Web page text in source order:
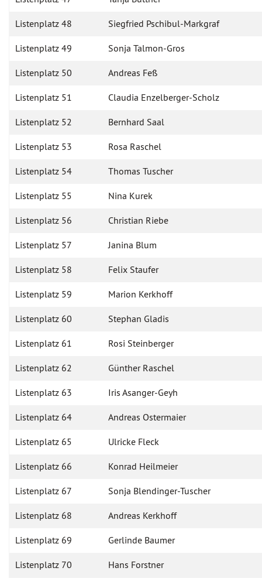
Listenplatz 48 Siegfried Pschibul-Markgraf
Listenplatz 49 Sonja Talmon-Gros
Listenplatz 50 Andreas Feß
Listenplatz 51 Claudia Enzelberger-Scholz
Listenplatz 52 Bernhard Saal
Listenplatz 53 Rosa Raschel
Listenplatz 54 Thomas Tuscher
Listenplatz 55 Nina Kurek
Listenplatz 56 Christian Riebe
Listenplatz 57 Janina Blum
Listenplatz 58 Felix Staufer
Listenplatz 59 Marion Kerkhoff
Listenplatz 60 Stephan Gladis
Listenplatz 61 Rosi Steinberger
Listenplatz 62 Günther Raschel
Listenplatz 63 Iris Asanger-Geyh
Listenplatz 64 Andreas Ostermaier
Listenplatz 65 Ulricke Fleck
Listenplatz 66 Konrad Heilmeier
Listenplatz 67 Sonja Blendinger-Tuscher
Listenplatz 68 Andreas Kerkhoff
Listenplatz 69 Gerlinde Baumer
Listenplatz 70 Hans Forstner